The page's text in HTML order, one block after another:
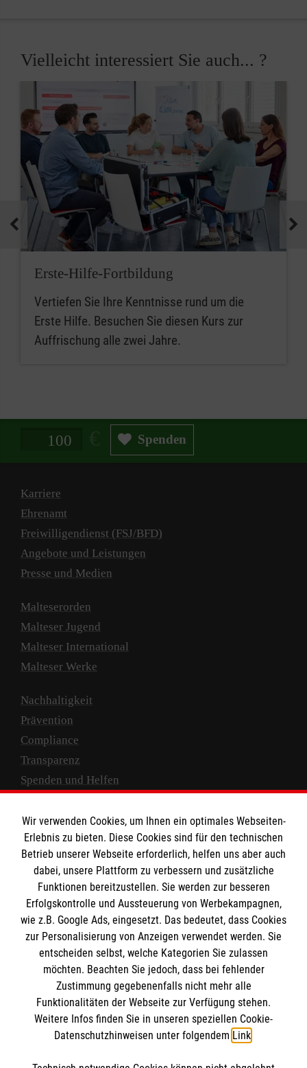
Vielleicht interessiert Sie auch... ?
Erste-Hilfe-Fortbildung
Vertiefen Sie Ihre Kenntnisse rund um die
Erste Hilfe. Besuchen Sie diesen Kurs zur
Auffrischung alle zwei Jahre.
Spendenbetrag in Euro Spenden
Karriere
Ehrenamt
Freiwilligendienst (FSJ/BFD)
Angebote und Leistungen
Presse und Medien
Malteserorden
Malteser Jugend
Malteser International
Malteser Werke
Nachhaltigkeit
Prävention
Compliance
Transparenz
Spenden und Helfen
Empfänger: Malteser Hilfsdienst e.V.
IBAN: DE10 3706 0120 1201 2000 12
BIC: GENODED 1PA7
Newsletter abonnieren
Wir verwenden Cookies, um Ihnen ein optimales Webseiten-
Erlebnis zu bieten. Diese Cookies sind für den technischen
Betrieb unserer Webseite erforderlich, helfen uns aber auch
dabei, unsere Plattform zu verbessern und zusätzliche
Funktionen bereitzustellen. Sie werden zur besseren
Erfolgskontrolle und Aussteuerung von Werbekampagnen,
wie z.B. Google Ads, eingesetzt. Das bedeutet, dass Cookies
zur Personalisierung von Anzeigen verwendet werden. Sie
entscheiden selbst, welche Kategorien Sie zulassen
möchten. Beachten Sie jedoch, dass bei fehlender
Zustimmung gegebenenfalls nicht mehr alle
Funktionalitäten der Webseite zur Verfügung stehen.
Weitere Infos finden Sie in unseren speziellen Cookie-
Datenschutzhinweisen unter folgendem Link.